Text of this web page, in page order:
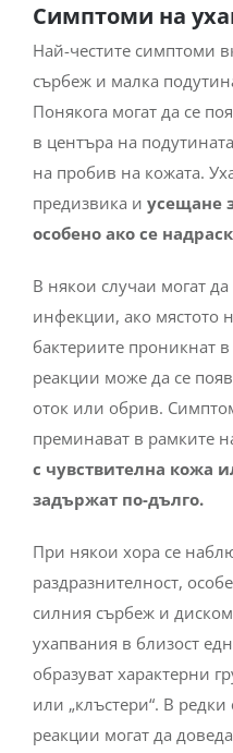
Симптоми на
Най-честите симптоми
сърбеж и малка
Понякога могат да се
в центъра на
на пробив на кожата.
предизвика и усещане
особено ако се
В някои случаи могат
инфекции, ако мястото
бактериите проникнат
реакции може да се
оток или обрив.
преминават в рамките
с чувствителна кожа
задържат по-дълго.
При някои хора се
раздразнителност,
силния сърбеж и
ухапвания в близост
образуват характерни
или „клъстери“. В
реакции могат да